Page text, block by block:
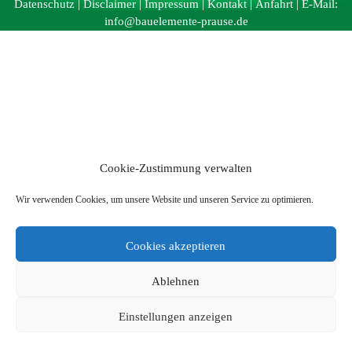
Cookie-Zustimmung verwalten
Wir verwenden Cookies, um unsere Website und unseren Service zu optimieren.
Cookies akzeptieren
Ablehnen
Einstellungen anzeigen
Datenschutz | Disclaimer | Impressum | Kontakt | Anfahrt | E-Mail:
info@bauelemente-prause.de